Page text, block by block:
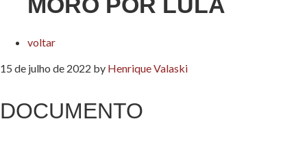
voltar
15 de julho de 2022 by Henrique Valaski
DOCUMENTO